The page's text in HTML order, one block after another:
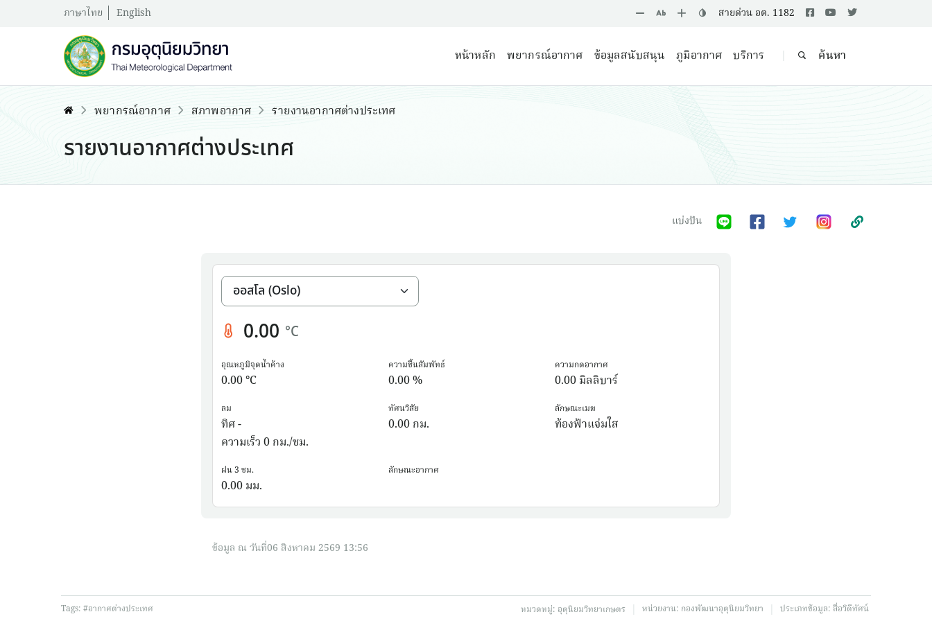
ภาษาไทย English สายด่วน อต. 1182
หน้าหลัก พยากรณ์อากาศ ข้อมูลสนับสนุน ภูมิอากาศ บริการ ค้นหา
พยากรณ์อากาศ สภาพอากาศ รายงานอากาศต่างประเทศ
รายงานอากาศต่างประเทศ
แบ่งปัน
0.00 °C
อุณหภูมิจุดน้ำค้าง
0.00 °C
ความชื้นสัมพัทธ์
0.00 %
ความกดอากาศ
0.00 มิลลิบาร์
ลม
ทิศ -
ความเร็ว 0 กม./ชม.
ทัศนวิสัย
0.00 กม.
ลักษณะเมฆ
ท้องฟ้าแจ่มใส
ฝน 3 ชม.
0.00 มม.
ลักษณะอากาศ
ข้อมูล ณ วันที่06 สิงหาคม 2569 13:56
Tags: #อากาศต่างประเทศ หมวดหมู่: อุตุนิยมวิทยาเกษตร หน่วยงาน: กองพัฒนาอุตุนิยมวิทยา ประเภทข้อมูล: สื่อวิดีทัศน์